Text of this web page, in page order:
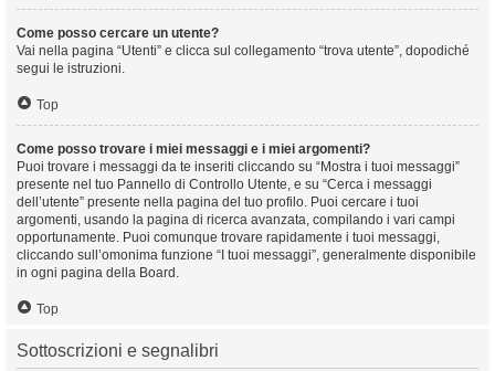
Come posso cercare un utente?
Vai nella pagina “Utenti” e clicca sul collegamento “trova utente”, dopodiché
segui le istruzioni.
Top
Come posso trovare i miei messaggi e i miei argomenti?
Puoi trovare i messaggi da te inseriti cliccando su “Mostra i tuoi messaggi”
presente nel tuo Pannello di Controllo Utente, e su “Cerca i messaggi
dell’utente” presente nella pagina del tuo profilo. Puoi cercare i tuoi
argomenti, usando la pagina di ricerca avanzata, compilando i vari campi
opportunamente. Puoi comunque trovare rapidamente i tuoi messaggi,
cliccando sull’omonima funzione “I tuoi messaggi”, generalmente disponibile
in ogni pagina della Board.
Top
Sottoscrizioni e segnalibri